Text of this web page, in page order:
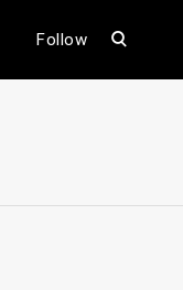
Follow
open
form